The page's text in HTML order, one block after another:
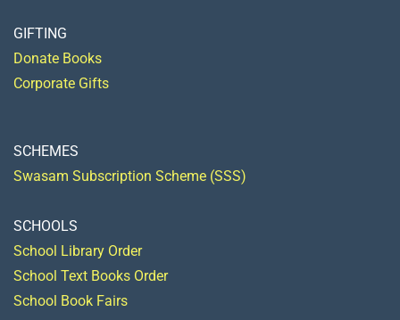
GIFTING
Donate Books
Corporate Gifts
SCHEMES
Swasam Subscription Scheme (SSS)
SCHOOLS
School Library Order
School Text Books Order
School Book Fairs